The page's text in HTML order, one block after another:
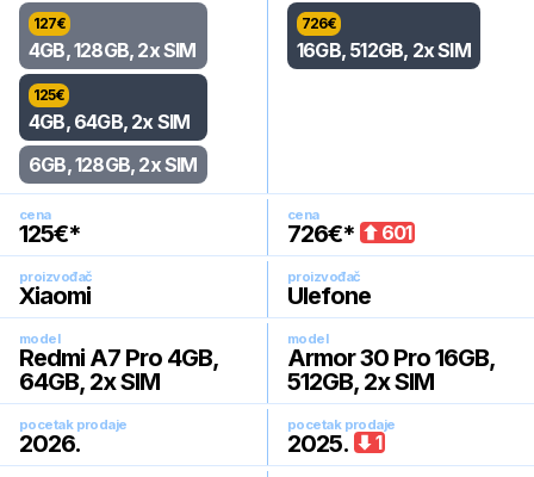
127€
4GB, 128GB, 2x SIM
125€
4GB, 64GB, 2x SIM
6GB, 128GB, 2x SIM
726€
16GB, 512GB, 2x SIM
cena
125€*
cena
726€* 601
proizvođač
Xiaomi
proizvođač
Ulefone
model
Redmi A7 Pro 4GB,
64GB, 2x SIM
model
Armor 30 Pro 16GB,
512GB, 2x SIM
pocetak prodaje
2026.
pocetak prodaje
2025. 1